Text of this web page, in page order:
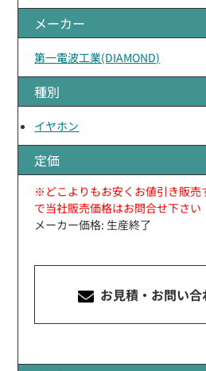
メーカー
第一電波工業(DIAMOND)
種別
イヤホン
定価
※どこよりもお安くお値引き販売
で当社販売価格はお問合せ下さい
メーカー価格: 生産終了
お見積・お問い合